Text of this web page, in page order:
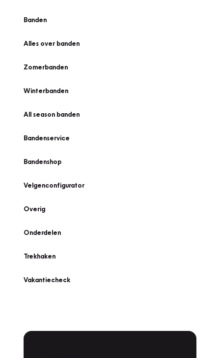
Banden
Alles over banden
Zomerbanden
Winterbanden
All season banden
Bandenservice
Bandenshop
Velgenconfigurator
Overig
Onderdelen
Trekhaken
Vakantiecheck